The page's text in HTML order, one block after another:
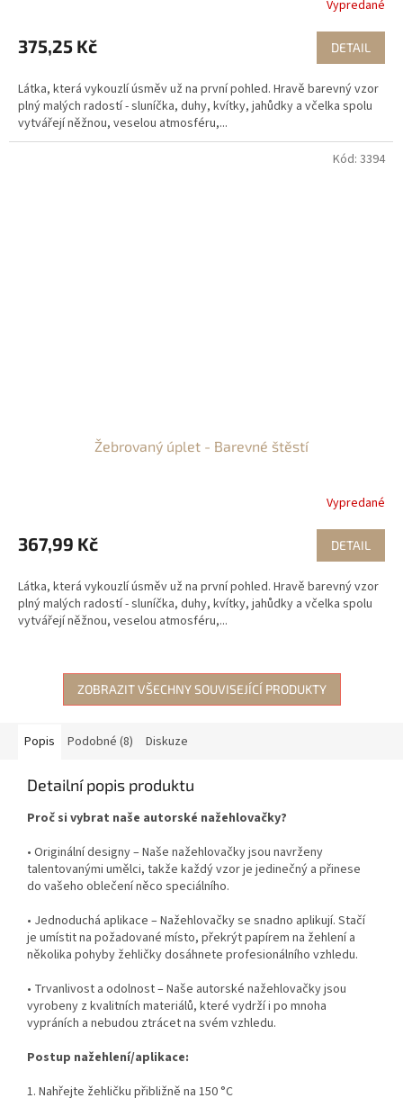
Vypredané
375,25 Kč DETAIL
Látka, která vykouzlí úsměv už na první pohled. Hravě barevný vzor
plný malých radostí - sluníčka, duhy, kvítky, jahůdky a včelka spolu
vytvářejí něžnou, veselou atmosféru,...
Žebrovaný úplet - Barevné štěstí
Vypredané
367,99 Kč DETAIL
Látka, která vykouzlí úsměv už na první pohled. Hravě barevný vzor
plný malých radostí - sluníčka, duhy, kvítky, jahůdky a včelka spolu
vytvářejí něžnou, veselou atmosféru,...
Kód: 3394
ZOBRAZIT VŠECHNY SOUVISEJÍCÍ PRODUKTY
Popis Podobné (8) Diskuze
Detailní popis produktu
Proč si vybrat naše autorské nažehlovačky?
• Originální designy – Naše nažehlovačky jsou navrženy
talentovanými umělci, takže každý vzor je jedinečný a přinese
do vašeho oblečení něco speciálního.
• Jednoduchá aplikace – Nažehlovačky se snadno aplikují. Stačí
je umístit na požadované místo, překrýt papírem na žehlení a
několika pohyby žehličky dosáhnete profesionálního vzhledu.
• Trvanlivost a odolnost – Naše autorské nažehlovačky jsou
vyrobeny z kvalitních materiálů, které vydrží i po mnoha
vypráních a nebudou ztrácet na svém vzhledu.
Postup nažehlení/aplikace:
1. Nahřejte žehličku přibližně na 150 °C